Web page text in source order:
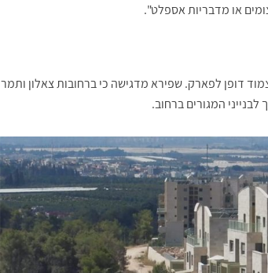
או מדבריות אספלט".
כ-250 חניות בתוך הפארק ובצמוד דופן לפארק. שפירא מדגישה כי ברחובות צאלון ותמר
המגורים ברחוב.